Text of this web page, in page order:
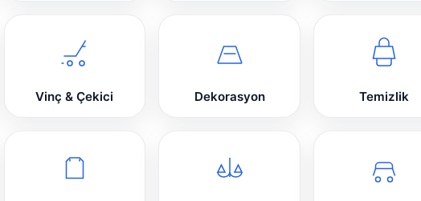
Vinç & Çekici Dekorasyon Temizlik